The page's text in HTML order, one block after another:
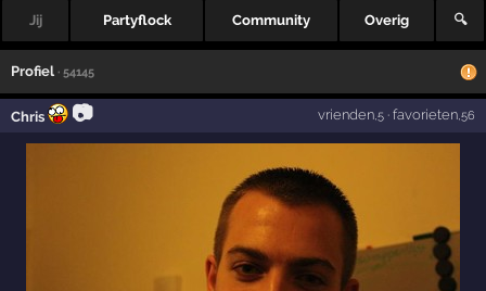
Jij Partyflock Community Overig 🔍
Profiel · 54145
Chris 📷 vrienden,5· favorieten,56